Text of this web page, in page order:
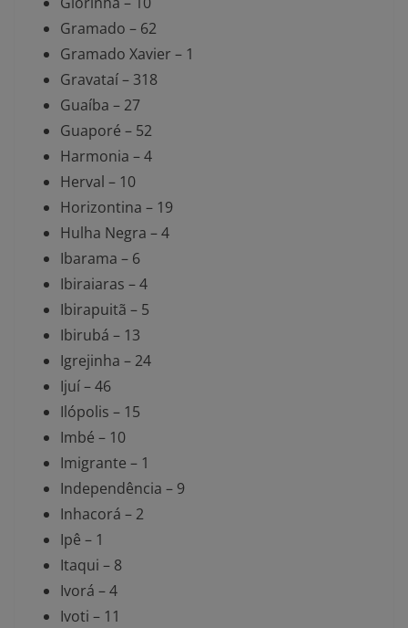
Gramado – 62
Gramado Xavier – 1
Gravataí – 318
Guaíba – 27
Guaporé – 52
Harmonia – 4
Herval – 10
Horizontina – 19
Hulha Negra – 4
Ibarama – 6
Ibiraiaras – 4
Ibirapuitã – 5
Ibirubá – 13
Igrejinha – 24
Ijuí – 46
Ilópolis – 15
Imbé – 10
Imigrante – 1
Independência – 9
Inhacorá – 2
Ipê – 1
Itaqui – 8
Ivorá – 4
Ivoti – 11